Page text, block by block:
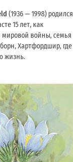
(1936 — 1998) родился
15 лет, как
мировой войны, семья
Хартфордшир, где
жизнь.